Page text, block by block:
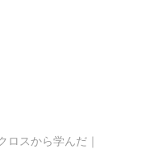
スから学んだ｜